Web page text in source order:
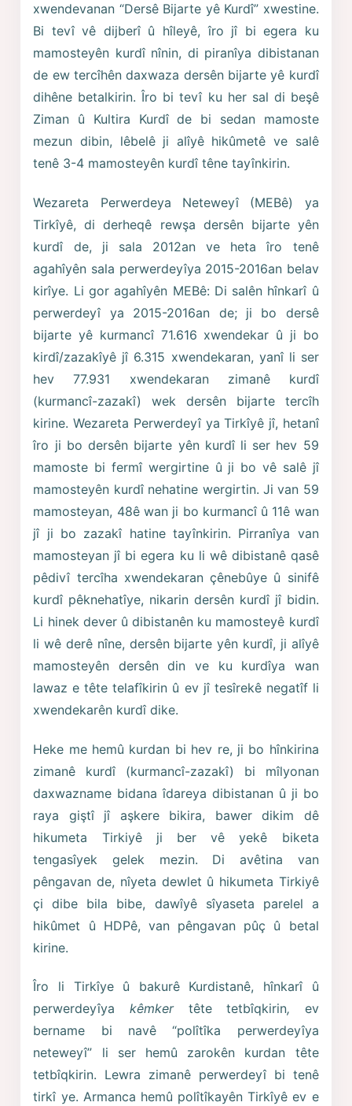
xwendevanan “Dersê Bijarte yê Kurdî” xwestine.
Bi tevî vê dijberî û hîleyê, îro jî bi egera ku
mamosteyên kurdî nînin, di piranîya dibistanan
de ew tercîhên daxwaza dersên bijarte yê kurdî
dihêne betalkirin. Îro bi tevî ku her sal di beşê
Ziman û Kultira Kurdî de bi sedan mamoste
mezun dibin, lêbelê ji alîyê hikûmetê ve salê
tenê 3-4 mamosteyên kurdî têne tayînkirin.
Wezareta Perwerdeya Neteweyî (MEBê) ya
Tirkîyê, di derheqê rewşa dersên bijarte yên
kurdî de, ji sala 2012an ve heta îro tenê
agahîyên sala perwerdeyîya 2015-2016an belav
kirîye. Li gor agahîyên MEBê: Di salên hînkarî û
perwerdeyî ya 2015-2016an de; ji bo dersê
bijarte yê kurmancî 71.616 xwendekar û ji bo
kirdî/zazakîyê jî 6.315 xwendekaran, yanî li ser
hev 77.931 xwendekaran zimanê kurdî
(kurmancî-zazakî) wek dersên bijarte tercîh
kirine. Wezareta Perwerdeyî ya Tirkîyê jî, hetanî
îro ji bo dersên bijarte yên kurdî li ser hev 59
mamoste bi fermî wergirtine û ji bo vê salê jî
mamosteyên kurdî nehatine wergirtin. Ji van 59
mamosteyan, 48ê wan ji bo kurmancî û 11ê wan
jî ji bo zazakî hatine tayînkirin. Pirranîya van
mamosteyan jî bi egera ku li wê dibistanê qasê
pêdivî tercîha xwendekaran çênebûye û sinifê
kurdî pêknehatîye, nikarin dersên kurdî jî bidin.
Li hinek dever û dibistanên ku mamosteyê kurdî
li wê derê nîne, dersên bijarte yên kurdî, ji alîyê
mamosteyên dersên din ve ku kurdîya wan
lawaz e tête telafîkirin û ev jî tesîrekê negatîf li
xwendekarên kurdî dike.
Heke me hemû kurdan bi hev re, ji bo hînkirina
zimanê kurdî (kurmancî-zazakî) bi mîlyonan
daxwazname bidana îdareya dibistanan û ji bo
raya giştî jî aşkere bikira, bawer dikim dê
hikumeta Tirkiyê ji ber vê yekê biketa
tengasîyek gelek mezin. Di avêtina van
pêngavan de, nîyeta dewlet û hikumeta Tirkiyê
çi dibe bila bibe, dawîyê sîyaseta parelel a
hikûmet û HDPê, van pêngavan pûç û betal
kirine.
Îro li Tirkîye û bakurê Kurdistanê, hînkarî û
perwerdeyîya kêmker tête tetbîqkirin, ev
bername bi navê “polîtîka perwerdeyîya
neteweyî” li ser hemû zarokên kurdan tête
tetbîqkirin. Lewra zimanê perwerdeyî bi tenê
tirkî ye. Armanca hemû polîtîkayên Tirkîyê ev e